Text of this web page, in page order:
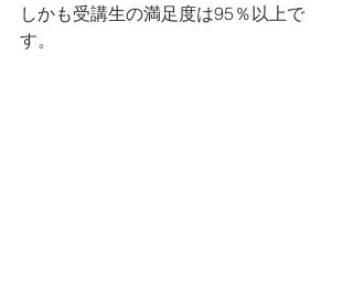
しかも受講生の満足度は95％以上で
す。